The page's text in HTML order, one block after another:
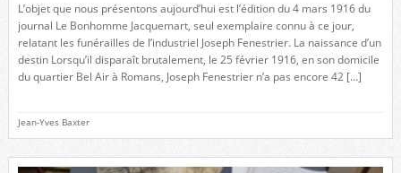
L’objet que nous présentons aujourd’hui est l’édition du 4 mars 1916 du
journal Le Bonhomme Jacquemart, seul exemplaire connu à ce jour,
relatant les funérailles de l’industriel Joseph Fenestrier. La naissance d’un
destin Lorsqu’il disparaît brutalement, le 25 février 1916, en son domicile
du quartier Bel Air à Romans, Joseph Fenestrier n’a pas encore 42 […]
Jean-Yves Baxter